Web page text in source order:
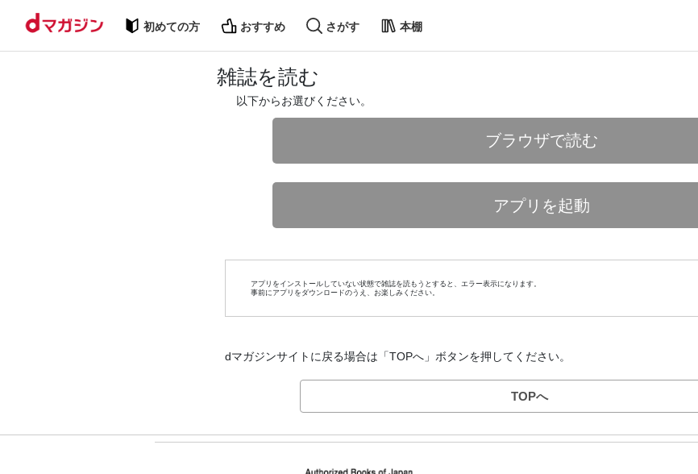
初めての方 おすすめ さがす 本棚
雑誌を読む
以下からお選びください。
ブラウザで読む
アプリを起動
アプリをインストールしていない状態で雑誌を読もうとすると、エラー表示になります。
事前にアプリをダウンロードのうえ、お楽しみください。
dマガジンサイトに戻る場合は「TOPへ」ボタンを押してください。
TOPへ